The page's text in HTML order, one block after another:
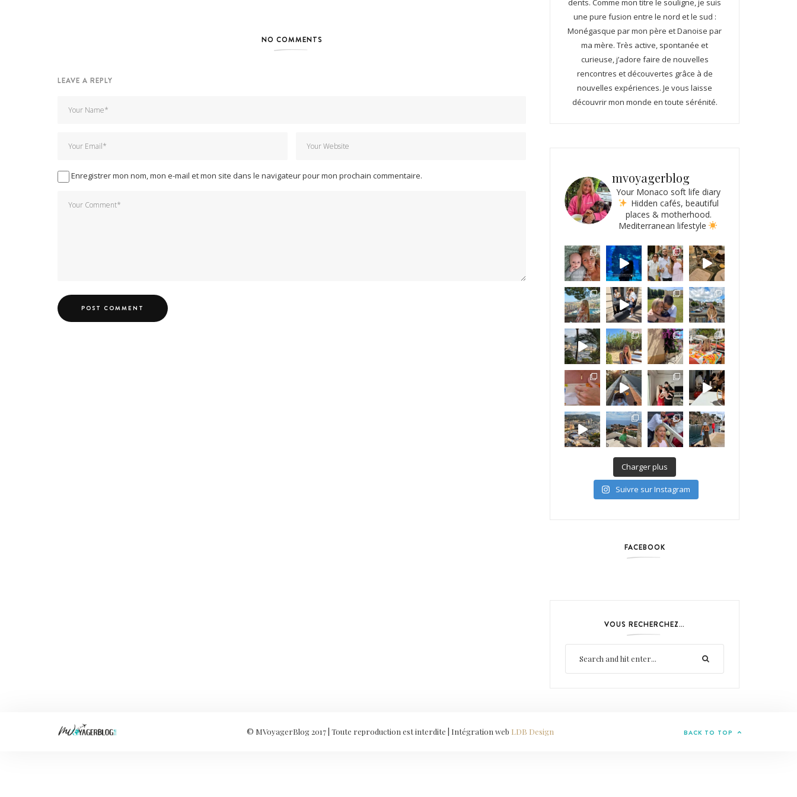
NO COMMENTS
LEAVE A REPLY
Enregistrer mon nom, mon e-mail et mon site dans le navigateur pour mon prochain commentaire.
dents. Comme mon titre le souligne, je suis
une pure fusion entre le nord et le sud :
Monégasque par mon père et Danoise par
ma mère. Très active, spontanée et
curieuse, j’adore faire de nouvelles
rencontres et découvertes grâce à de
nouvelles expériences. Je vous laisse
découvrir mon monde en toute sérénité.
mvoyagerblog
Your Monaco soft life diary
Hidden cafés, beautiful
places & motherhood.
Mediterranean lifestyle
Charger plus
Suivre sur Instagram
FACEBOOK
VOUS RECHERCHEZ…
© MVoyagerBlog 2017 | Toute reproduction est interdite | Intégration web LDB Design BACK TO TOP